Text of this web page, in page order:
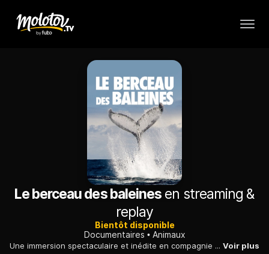
Le berceau des baleines en streaming &
replay
Bientôt disponible
Documentaires
Animaux
Une immersion spectaculaire et inédite en compagnie de biologistes marins dans la vie intime des baleines à bosse, au large des côtes australiennes. Voir plus